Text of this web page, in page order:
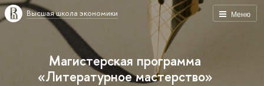
Меню
Высшая школа экономики
Магистерская программа
«Литературное мастерство»